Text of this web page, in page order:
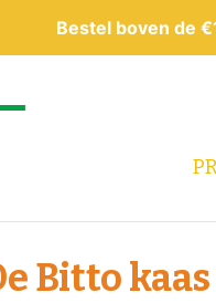
Bestel boven de
Bitto